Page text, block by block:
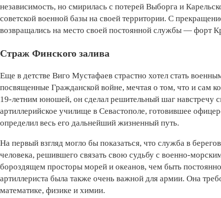
независимость, но смирилась с потерей Выборга и
советской военной базы на своей территории. С
возвращались на место своей постоянной службы — форт
Страж Финского залива
Еще в детстве Виго Мустафаев страстно хотел стать
посвященные Гражданской войне, мечтая о том, что и сам
19-летним юношей, он сделал решительный шаг навстречу
артиллерийское училище в Севастополе, готовившее
определил весь его дальнейший жизненный путь.
На первый взгляд могло бы показаться, что служба в
человека, решившего связать свою судьбу с военно-
бороздящем просторы морей и океанов, чем быть
артиллериста была также очень важной для армии. Она
математике, физике и химии.